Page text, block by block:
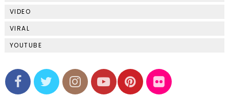
VIDEO
VIRAL
YOUTUBE